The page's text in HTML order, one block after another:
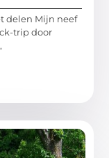
delen Mijn neef
trip door